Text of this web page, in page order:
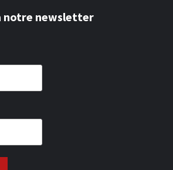
notre newsletter